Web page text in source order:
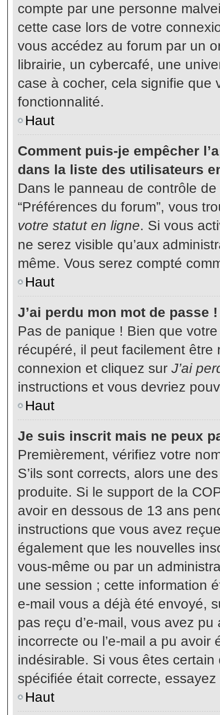
compte par une personne
cette case lors de votre
vous accédez au forum par un
librairie, un cybercafé, une
case à cocher, cela signifie que
fonctionnalité.
Haut
Comment puis-je empêcher
dans la liste des utilisateurs
Dans le panneau de contrôle
“Préférences du forum”, vous
votre statut en ligne. Si vous
ne serez visible qu’aux
même. Vous serez compté
Haut
J’ai perdu mon mot de passe !
Pas de panique ! Bien que
récupéré, il peut facilement
connexion et cliquez sur J’ai
instructions et vous devriez
Haut
Je suis inscrit mais ne peux
Premièrement, vérifiez votre
S’ils sont corrects, alors une
produite. Si le support de la
avoir en dessous de 13 ans
instructions que vous avez
également que les nouvelles
vous-même ou par un
une session ; cette information
e-mail vous a déjà été envoyé,
pas reçu d’e-mail, vous avez
incorrecte ou l’e-mail a pu
indésirable. Si vous êtes
spécifiée était correcte,
Haut